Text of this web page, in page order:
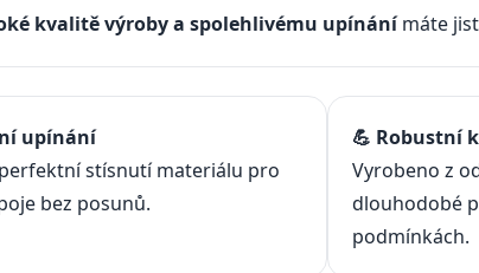
kvalitě výroby a spolehlivému upínánímáte
upínání
stísnutí materiálu pro
bez posunů.
💪 Robustní
Vyrobeno z
dlouhodobé
podmínkách.